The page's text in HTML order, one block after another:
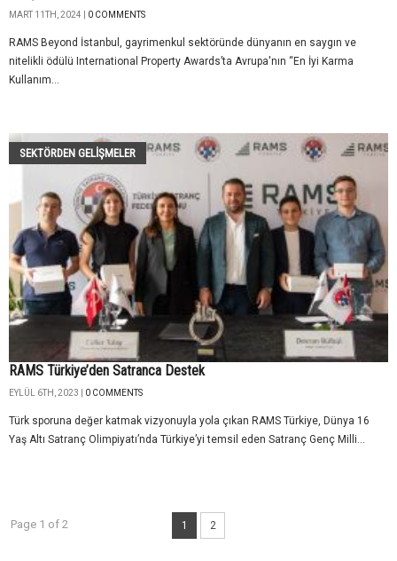
MART 11TH, 2024 | 0 COMMENTS
RAMS Beyond İstanbul, gayrimenkul sektöründe dünyanın en saygın ve
nitelikli ödülü International Property Awards’ta Avrupa'nın “En İyi Karma
Kullanım...
SEKTÖRDEN GELIŞMELER
RAMS Türkiye’den Satranca Destek
EYLÜL 6TH, 2023 | 0 COMMENTS
Türk sporuna değer katmak vizyonuyla yola çıkan RAMS Türkiye, Dünya 16
Yaş Altı Satranç Olimpiyatı’nda Türkiye’yi temsil eden Satranç Genç Milli...
Page 1 of 2 1 2